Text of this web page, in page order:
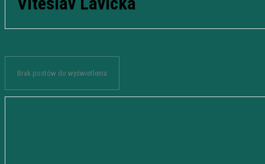
Brak postów do wyświetlenia